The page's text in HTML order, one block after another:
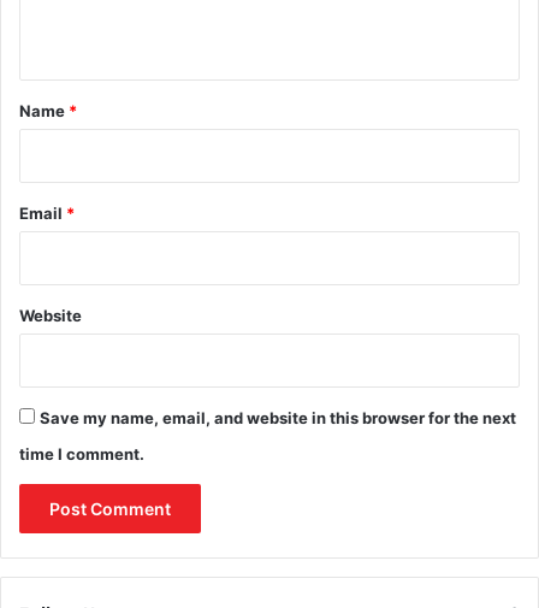
*
Name *
Email *
Website
Save my name, email, and website in this browser for the next
time I comment.